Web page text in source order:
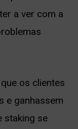
a ver com a
os clientes
e ganhassem
staking se